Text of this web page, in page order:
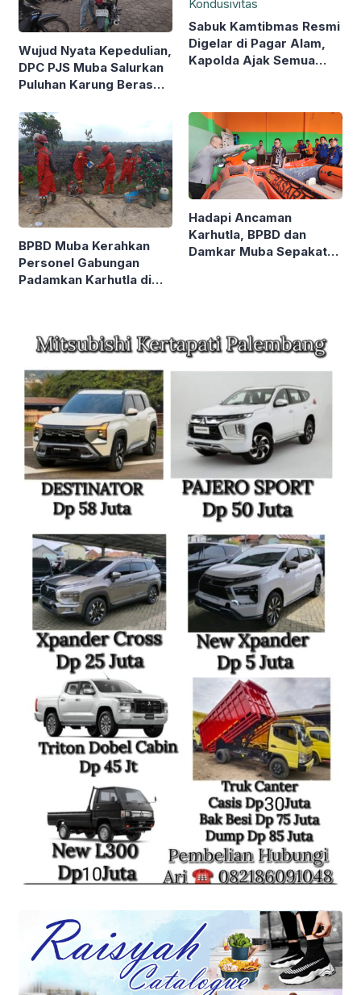
Wujud Nyata Kepedulian,
DPC PJS Muba Salurkan
Puluhan Karung Beras
Sabuk Kamtibmas Resmi
Digelar di Pagar Alam,
Kapolda Ajak Semua
BPBD Muba Kerahkan
Personel Gabungan
Padamkan Karhutla di
Hadapi Ancaman
Karhutla, BPBD dan
Damkar Muba Sepakat